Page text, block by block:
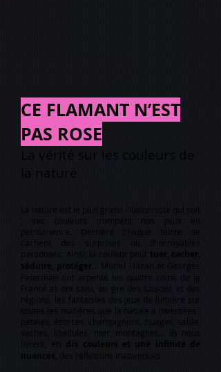
CE FLAMANT N’EST
PAS ROSE
La vérité sur les couleurs de
la nature
La nature est le plus grand illusionniste qui soit
; ses couleurs trompent nos yeux en
permanence. Derrière chaque teinte se
cachent des surprises ou d’incroyables
paradoxes. Ainsi, la couleur peut tuer, cacher,
séduire, protéger ... Muriel Hazan et Georges
Feterman ont arpenté les quatre coins de la
France et ont saisi, au gré des saisons et des
régions, les fantaisies des jeux de lumière sur
toutes les matières que la nature a inventées :
pétales, écorces, champignons, nuages, sable,
vaches, libellules, mer, montagnes... Ils nous
livrent, en dix couleurs et une infinité de
nuances, des réflexions inattendues.